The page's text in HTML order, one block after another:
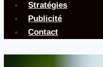
Stratégies
Publicité
Contact